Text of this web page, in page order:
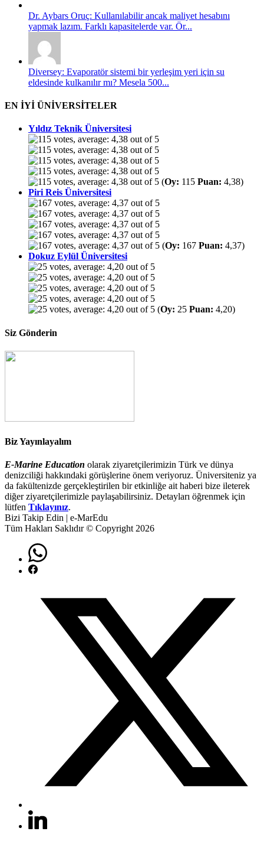
Dr. Aybars Oruç: Kullanılabilir ancak maliyet hesabını
yapmak lazım. Farklı kapasitelerde var. Ör...
Diversey: Evaporatör sistemi bir yerleşim yeri için su
eldesinde kulkanılır mı? Mesela 500...
EN İYİ ÜNİVERSİTELER
Yıldız Teknik Üniversitesi
(Oy: 115 Puan: 4,38)
Piri Reis Üniversitesi
(Oy: 167 Puan: 4,37)
Dokuz Eylül Üniversitesi
(Oy: 25 Puan: 4,20)
Siz Gönderin
Biz Yayınlayalım
E-Marine Education olarak ziyaretçilerimizin Türk ve dünya
denizciliği hakkındaki görüşlerine önem veriyoruz. Üniversiteniz ya
da fakültenizde gerçekleştirilen bir etkinliğe ait haberi bize ileterek
diğer ziyaretçilerimizle paylaşabilirsiniz. Detayları öğrenmek için
lütfen Tıklayınız.
Bizi Takip Edin | e-MarEdu
Tüm Hakları Saklıdır © Copyright 2026